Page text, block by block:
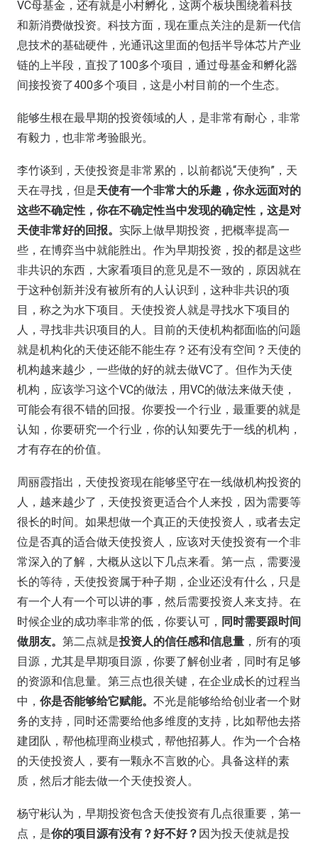
VC母基金，还有就是小村孵化，这两个板块围绕着科技
和新消费做投资。科技方面，现在重点关注的是新一代信
息技术的基础硬件，光通讯这里面的包括半导体芯片产业
链的上半段，直投了100多个项目，通过母基金和孵化器
间接投资了400多个项目，这是小村目前的一个生态。
能够生根在最早期的投资领域的人，是非常有耐心，非常
有毅力，也非常考验眼光。
李竹谈到，天使投资是非常累的，以前都说“天使狗”，天
天在寻找，但是天使有一个非常大的乐趣，你永远面对的
这些不确定性，你在不确定性当中发现的确定性，这是对
天使非常好的回报。 实际上做早期投资，把概率提高一
些，在博弈当中就能胜出。作为早期投资，投的都是这些
非共识的东西，大家看项目的意见是不一致的，原因就在
于这种创新并没有被所有的人认识到，这种非共识的项
目，称之为水下项目。天使投资人就是寻找水下项目的
人，寻找非共识项目的人。目前的天使机构都面临的问题
就是机构化的天使还能不能生存？还有没有空间？天使的
机构越来越少，一些做的好的就去做VC了。但作为天使
机构，应该学习这个VC的做法，用VC的做法来做天使，
可能会有很不错的回报。你要投一个行业，最重要的就是
认知，你要研究一个行业，你的认知要先于一线的机构，
才有存在的价值。
周丽霞指出，天使投资现在能够坚守在一线做机构投资的
人，越来越少了，天使投资更适合个人来投，因为需要等
很长的时间。如果想做一个真正的天使投资人，或者去定
位是否真的适合做天使投资人，应该对天使投资有一个非
常深入的了解，大概从这以下几点来看。第一点，需要漫
长的等待，天使投资属于种子期，企业还没有什么，只是
有一个人有一个可以讲的事，然后需要投资人来支持。在
时候企业的成功率非常的低，你要认可， 同时需要跟时间
做朋友。 第二点就是投资人的信任感和信息量 ，所有的项
目源，尤其是早期项目源，你要了解创业者，同时有足够
的资源和信息量。第三点也很关键，在企业成长的过程当
中， 你是否能够给它赋能。 不光是能够给给创业者一个财
务的支持，同时还需要给他多维度的支持，比如帮他去搭
建团队，帮他梳理商业模式，帮他招募人。作为一个合格
的天使投资人，要有一颗永不言败的心。具备这样的素
质，然后才能去做一个天使投资人。
杨守彬认为，早期投资包含天使投资有几点很重要，第一
点，是你的项目源有没有？好不好？ 因为投天使就是投